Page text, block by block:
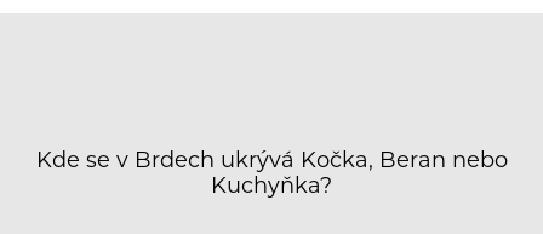
Kde se v Brdech ukrývá Kočka, Beran nebo
Kuchyňka?